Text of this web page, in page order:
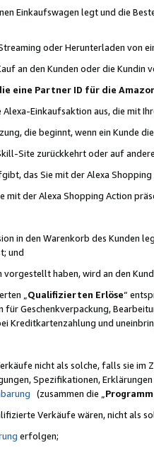
Einkaufswagen legt und die
oder Herunterladen von
an den Kunden oder die
eine Partner ID für die
Einkaufsaktion aus, die mit
die beginnt, wenn ein Kunde
Site zurückkehrt oder auf
das Sie mit der Alexa Shopping
mit der Alexa Shopping Action
in den Warenkorb des Kunden
und
haben, wird an den
„ Qualifizierten Erlöse“
Geschenkverpackung,
Kreditkartenzahlung und
nicht als solche, falls sie
Spezifikationen,
(zusammen die „
Verkäufe wären, nicht als
erfolgen;